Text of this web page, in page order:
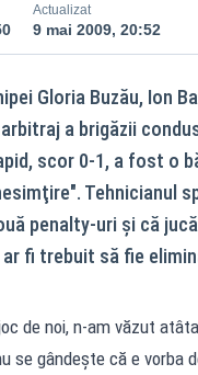
Actualizat
9 mai 2009, 20:52
Gloria Buzău, Ion
a brigăzii
scor 0-1, a fost o
Tehnicianul
penalty-uri şi că
ar fi trebuit să fie
de noi, n-am văzut
se gândeşte că e vorba